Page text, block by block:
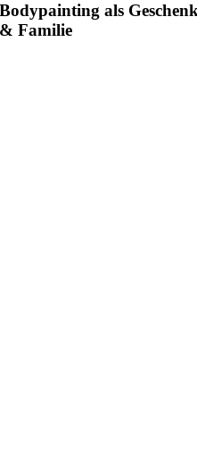
Bodypainting als
& Familie